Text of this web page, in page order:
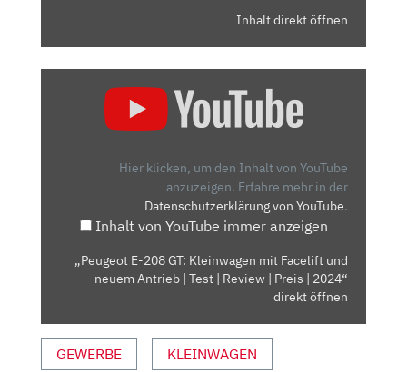
Inhalt direkt öffnen
KLEINWAGEN
NEUEM
ANTRIEB
|
REVIEW
Hier klicken, um den Inhalt von YouTube
anzuzeigen. Erfahre mehr in der
Datenschutzerklärung von YouTube.
Inhalt von YouTube immer anzeigen
„Peugeot E-208 GT: Kleinwagen mit Facelift und
neuem Antrieb | Test | Review | Preis | 2024“
direkt öffnen
GEWERBE KLEINWAGEN